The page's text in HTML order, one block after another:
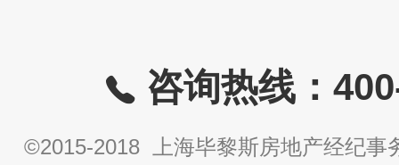
咨询热线：
©2015-2018 上海毕黎斯房地产经纪事